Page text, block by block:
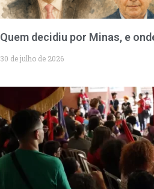
Quem decidiu por Minas, e
30 de julho de 2026